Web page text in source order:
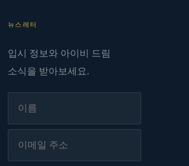
뉴스레터
입시 정보와 아이비 드림
소식을 받아보세요.